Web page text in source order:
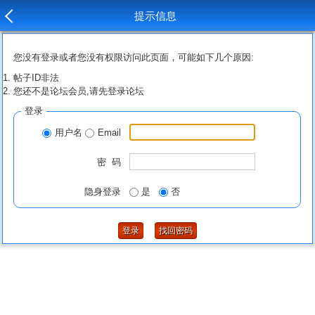
提示信息
您没有登录或者您没有权限访问此页面，可能如下几个原因:
帖子ID非法
您还不是论坛会员,请先登录论坛
登录
用户名 Email
密 码
隐身登录 是 否